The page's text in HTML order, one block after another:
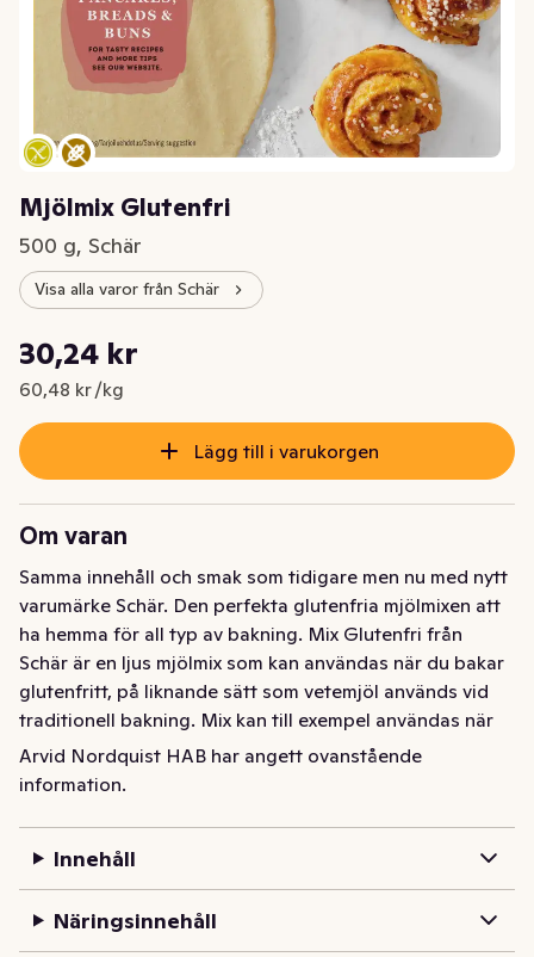
Mjölmix Glutenfri
500 g, Schär
Visa alla varor från Schär
Nuvarande pris är: 30,24 kr
30,24 kr
60,48 kr /kg
Styckpris: 60,48 kr /kg
Lägg till i varukorgen
Om varan
Samma innehåll och smak som tidigare men nu med nytt
varumärke Schär. Den perfekta glutenfria mjölmixen att
ha hemma för all typ av bakning. Mix Glutenfri från
Schär är en ljus mjölmix som kan användas när du bakar
glutenfritt, på liknande sätt som vetemjöl används vid
traditionell bakning. Mix kan till exempel användas när
du vill baka glutenfritt bröd, en god kladdkaka, saftiga
kanelbullar eller sockerkaka, men fungerar lika bra till
men nu med nytt varumärke Schär. Går att använda
precis samma recept som förut vid bakning med denna
mjölmix.
Arvid Nordquist HAB har angett ovanstående
information.
Innehåll
Näringsinnehåll